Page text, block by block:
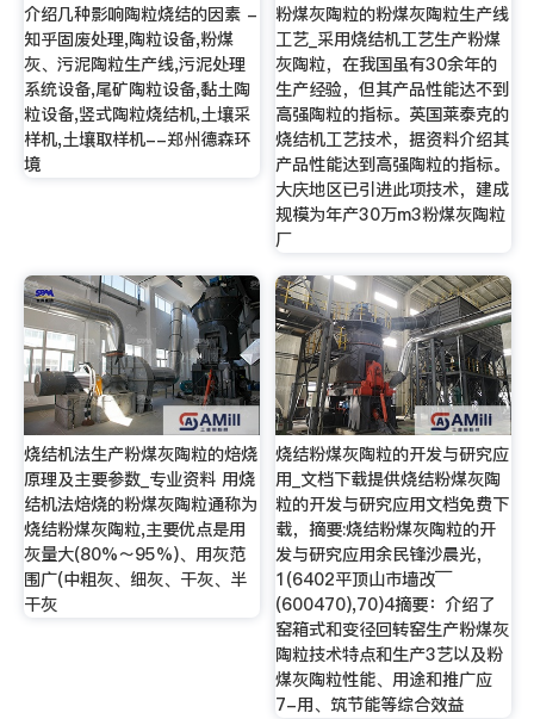
介绍几种影响陶粒烧结的因素 -
知乎固废处理,陶粒设备,粉煤
灰、污泥陶粒生产线,污泥处理
系统设备,尾矿陶粒设备,黏土陶
粒设备,竖式陶粒烧结机,土壤采
样机,土壤取样机--郑州德森环
境
粉煤灰陶粒的粉煤灰陶粒生产线
工艺_采用烧结机工艺生产粉煤
灰陶粒，在我国虽有30余年的
生产经验，但其产品性能达不到
高强陶粒的指标。英国莱泰克的
烧结机工艺技术，据资料介绍其
产品性能达到高强陶粒的指标。
大庆地区已引进此项技术，建成
规模为年产30万m3粉煤灰陶粒
厂
烧结机法生产粉煤灰陶粒的焙烧
原理及主要参数_专业资料 用烧
结机法焙烧的粉煤灰陶粒通称为
烧结粉煤灰陶粒,主要优点是用
灰量大(80%～95%)、用灰范
围广(中粗灰、细灰、干灰、半
干灰
烧结粉煤灰陶粒的开发与研究应
用_文档下载提供烧结粉煤灰陶
粒的开发与研究应用文档免费下
载，摘要:烧结粉煤灰陶粒的开
发与研究应用余民锋沙晨光，
1(6402平顶山市墙改￣
(600470),70)4摘要：介绍了
窑箱式和变径回转窑生产粉煤灰
陶粒技术特点和生产3艺以及粉
煤灰陶粒性能、用途和推广应
7-用、筑节能等综合效益